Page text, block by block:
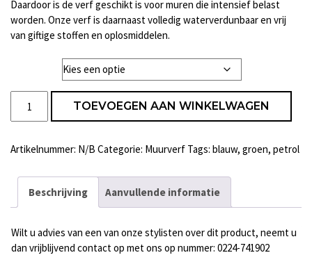
Daardoor is de verf geschikt is voor muren die intensief belast
worden. Onze verf is daarnaast volledig waterverdunbaar en vrij
van giftige stoffen en oplosmiddelen.
paint
Mineral
-
aantal
TOEVOEGEN AAN WINKELWAGEN
Artikelnummer: N/B Categorie: Muurverf Tags: blauw, groen, petrol
Beschrijving Aanvullende informatie
Wilt u advies van een van onze stylisten over dit product, neemt u
dan vrijblijvend contact op met ons op nummer: 0224-741902